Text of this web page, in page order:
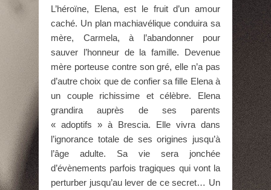
L’héroïne, Elena, est le fruit d’un amour
caché. Un plan machiavélique conduira sa
mère, Carmela, à l’abandonner pour
sauver l’honneur de la famille. Devenue
mère porteuse contre son gré, elle n’a pas
d’autre choix que de confier sa fille Elena à
un couple richissime et célèbre. Elena
grandira auprès de ses parents
« adoptifs » à Brescia. Elle vivra dans
l’ignorance totale de ses origines jusqu’à
l’âge adulte. Sa vie sera jonchée
d’évènements parfois tragiques qui vont la
perturber jusqu’au lever de ce secret… Un